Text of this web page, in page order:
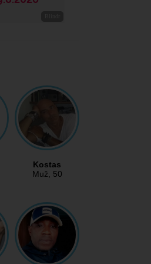
Kostas
Muž, 50